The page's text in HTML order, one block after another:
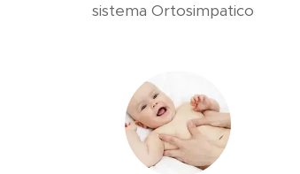
sistema Ortosimpatico